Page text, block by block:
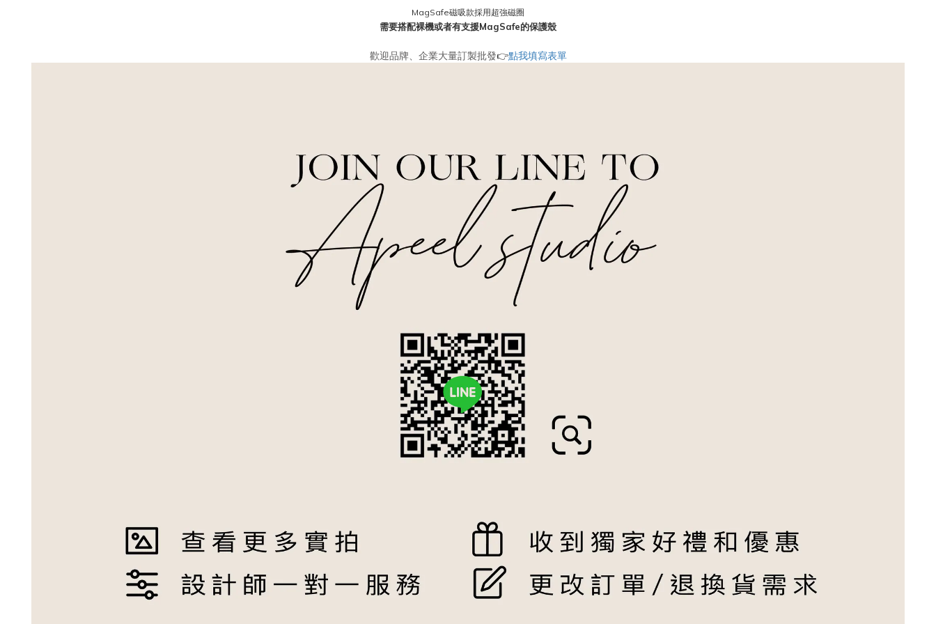
MagSafe磁吸款採用超強磁圈
需要搭配裸機或者有支援MagSafe的保護殼
歡迎品牌、企業大量訂製批發👉點我填寫表單